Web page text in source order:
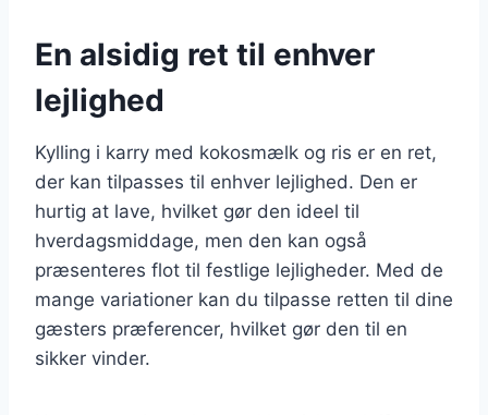
En alsidig ret til enhver
lejlighed
Kylling i karry med kokosmælk og ris er en ret,
der kan tilpasses til enhver lejlighed. Den er
hurtig at lave, hvilket gør den ideel til
hverdagsmiddage, men den kan også
præsenteres flot til festlige lejligheder. Med de
mange variationer kan du tilpasse retten til dine
gæsters præferencer, hvilket gør den til en
sikker vinder.